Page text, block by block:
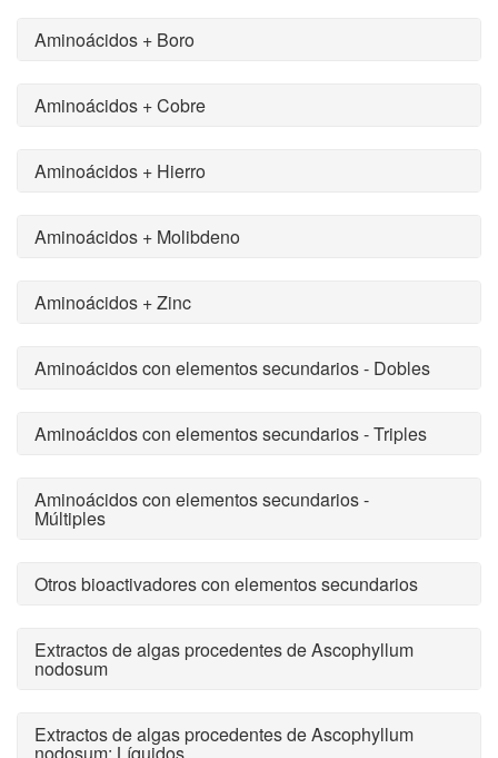
Aminoácidos + Boro
Aminoácidos + Cobre
Aminoácidos + Hierro
Aminoácidos + Molibdeno
Aminoácidos + Zinc
Aminoácidos con elementos secundarios - Dobles
Aminoácidos con elementos secundarios - Triples
Aminoácidos con elementos secundarios -
Múltiples
Otros bioactivadores con elementos secundarios
Extractos de algas procedentes de Ascophyllum
nodosum
Extractos de algas procedentes de Ascophyllum